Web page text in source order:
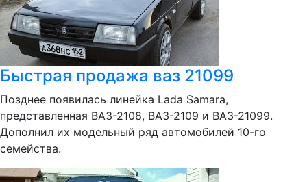
Быстрая продажа ваз 21099
Позднее появилась линейка Lada Samara,
представленная ВАЗ-2108, ВАЗ-2109 и ВАЗ-21099.
Дополнил их модельный ряд автомобилей 10-го
семейства.